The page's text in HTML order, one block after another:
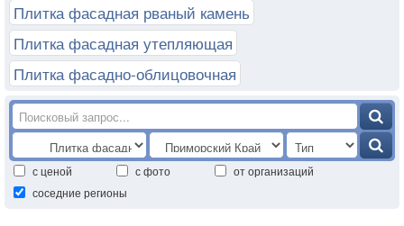
Плитка фасадная рваный камень
Плитка фасадная утепляющая
Плитка фасадно-облицовочная
с ценой с фото
от организаций
соседние регионы